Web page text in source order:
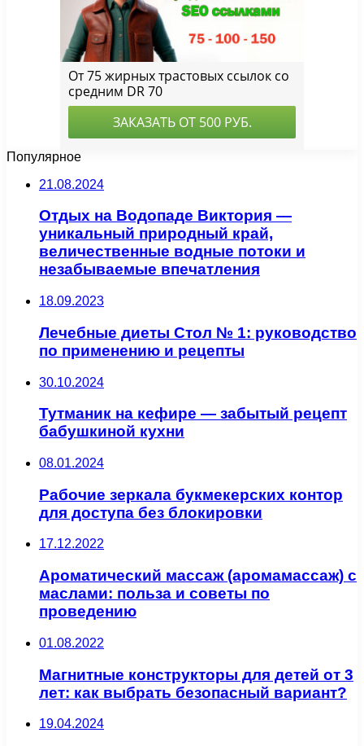
Популярное
21.08.2024
Отдых на Водопаде Виктория —
уникальный природный край,
величественные водные потоки и
незабываемые впечатления
18.09.2023
Лечебные диеты Стол № 1: руководство
по применению и рецепты
30.10.2024
Тутманик на кефире — забытый рецепт
бабушкиной кухни
08.01.2024
Рабочие зеркала букмекерских контор
для доступа без блокировки
17.12.2022
Ароматический массаж (аромамассаж) с
маслами: польза и советы по
проведению
01.08.2022
Магнитные конструкторы для детей от 3
лет: как выбрать безопасный вариант?
19.04.2024